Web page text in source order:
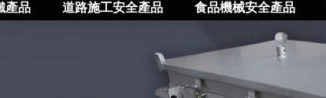
產品 道路施工安全產品 食品機械安全產品